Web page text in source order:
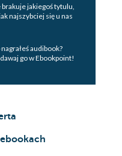
jakiegoś tytulu,
najszybciej się u nas
audibook?
go w Ebookpoint!